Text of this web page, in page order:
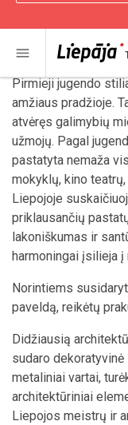
menu
Pirmieji jugendo
amžiaus pradžioje.
atvėręs galimybių
užmojų. Pagal
pastatyta nemaža
mokyklų, kino
Liepojoje
priklausančių
lakoniškumas ir
harmoningai įsilieja
Norintiems
paveldą, reikėtų
Didžiausią
sudaro
metaliniai vartai,
architektūriniai
Liepojos meistrų ir